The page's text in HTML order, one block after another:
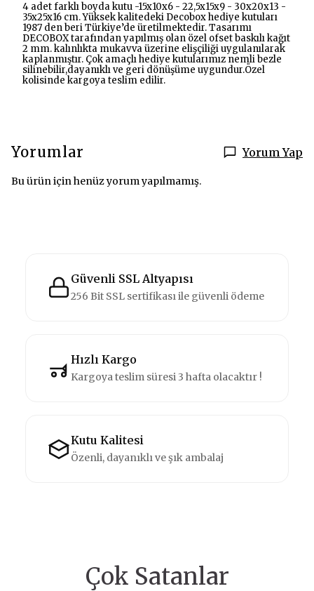
4 adet farklı boyda kutu -15x10x6 - 22,5x15x9 - 30x20x13 -
35x25x16 cm. Yüksek kalitedeki Decobox hediye kutuları
1987 den beri Türkiye’de üretilmektedir. Tasarımı
DECOBOX tarafından yapılmış olan özel ofset baskılı kağıt
2 mm. kalınlıkta mukavva üzerine elişçiliği uygulanılarak
kaplanmıştır. Çok amaçlı hediye kutularımız nemli bezle
silinebilir,dayanıklı ve geri dönüşüme uygundur.Özel
kolisinde kargoya teslim edilir.
Yorumlar Yorum Yap
Bu ürün için henüz yorum yapılmamış.
Güvenli SSL Altyapısı
256 Bit SSL sertifikası ile güvenli ödeme
Hızlı Kargo
Kargoya teslim süresi 3 hafta olacaktır !
Kutu Kalitesi
Özenli, dayanıklı ve şık ambalaj
Çok Satanlar